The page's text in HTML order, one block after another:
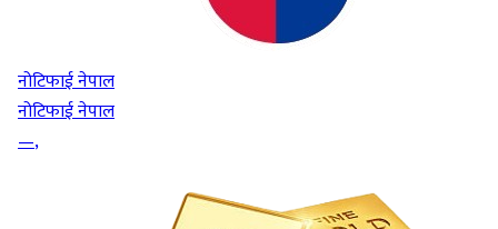
नोटिफाई नेपाल
नोटिफाई नेपाल
—,